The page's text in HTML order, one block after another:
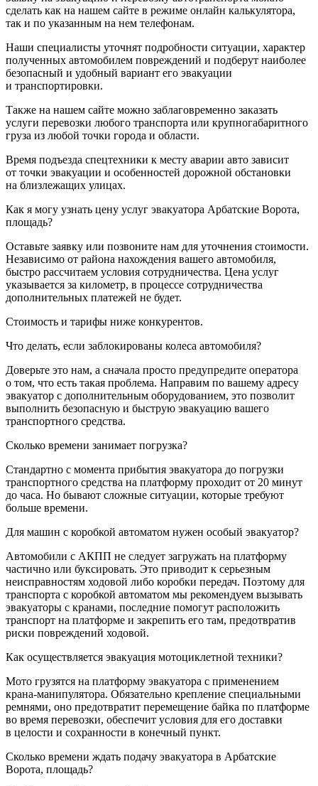
сделать как на нашем сайте в режиме онлайн калькулятора,
так и по указанным на нем телефонам.
Наши специалисты уточнят подробности ситуации, характер
полученных автомобилем повреждений и подберут наиболее
безопасный и удобный вариант его эвакуации
и транспортировки.
Также на нашем сайте можно заблаговременно заказать
услуги перевозки любого транспорта или крупногабаритного
груза из любой точки города и области.
Время подъезда спецтехники к месту аварии авто зависит
от точки эвакуации и особенностей дорожной обстановки
на близлежащих улицах.
Как я могу узнать цену услуг эвакуатора Арбатские Ворота,
площадь?
Оставьте заявку или позвоните нам для уточнения стоимости.
Независимо от района нахождения вашего автомобиля,
быстро рассчитаем условия сотрудничества. Цена услуг
указывается за километр, в процессе сотрудничества
дополнительных платежей не будет.
Стоимость и тарифы ниже конкурентов.
Что делать, если заблокированы колеса автомобиля?
Доверьте это нам, а сначала просто предупредите оператора
о том, что есть такая проблема. Направим по вашему адресу
эвакуатор с дополнительным оборудованием, это позволит
выполнить безопасную и быструю эвакуацию вашего
транспортного средства.
Сколько времени занимает погрузка?
Стандартно с момента прибытия эвакуатора до погрузки
транспортного средства на платформу проходит от 20 минут
до часа. Но бывают сложные ситуации, которые требуют
больше времени.
Для машин с коробкой автоматом нужен особый эвакуатор?
Автомобили с АКПП не следует загружать на платформу
частично или буксировать. Это приводит к серьезным
неисправностям ходовой либо коробки передач. Поэтому для
транспорта с коробкой автоматом мы рекомендуем вызывать
эвакуаторы с кранами, последние помогут расположить
транспорт на платформе и закрепить его там, предотвратив
риски повреждений ходовой.
Как осуществляется эвакуация мотоциклетной техники?
Мото грузятся на платформу эвакуатора с применением
крана-манипулятора. Обязательно крепление специальными
ремнями, оно предотвратит перемещение байка по платформе
во время перевозки, обеспечит условия для его доставки
в целости и сохранности в конечный пункт.
Сколько времени ждать подачу эвакуатора в Арбатские
Ворота, площадь?